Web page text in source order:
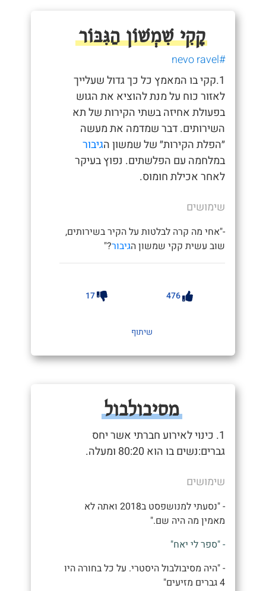
קָקִי שִׁמְשׁוֹן הַגִּבּוֹר
#nevo ravel
1.קקי בו המאמץ כל כך גדול שעלייך
לאזור כוח על מנת להוציא את הגוש
בפעולת אחיזה בשתי הקירות של תא
השירותים. דבר שמדמה את מעשה
״הפלת הקירות״ של שמשון הגיבור
במלחמה עם הפלשתים. נפוץ בעיקר
לאחר אכילת חומוס.
שימושים
-"אחי מה קרה לבלטות על הקיר בשירותים,
שוב עשית קקי שמשון הגיבור?"
476
17
שיתוף
מסיבולבול
1. כינוי לאירוע חברתי אשר יחס
גברים:נשים בו הוא 80:20 ומעלה.
שימושים
- "נסעתי למנושפסט ב2018 ואתה לא
מאמין מה היה שם."
- "ספר לי יאח"
- "היה מסיבולבול היסטרי. על כל בחורה היו
4 גברים מזיעים"